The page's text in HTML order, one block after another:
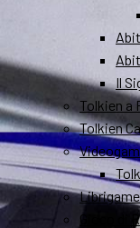
Il
Tolkien a
Tolkien
Librigame
Gioco di